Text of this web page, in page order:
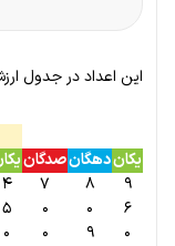
این اعداد در جدول
صدگاندهگانیکان
۴ ۷ ۸
۹
۵ ۰ ۰
۶
۰ ۰ ۹ ۰